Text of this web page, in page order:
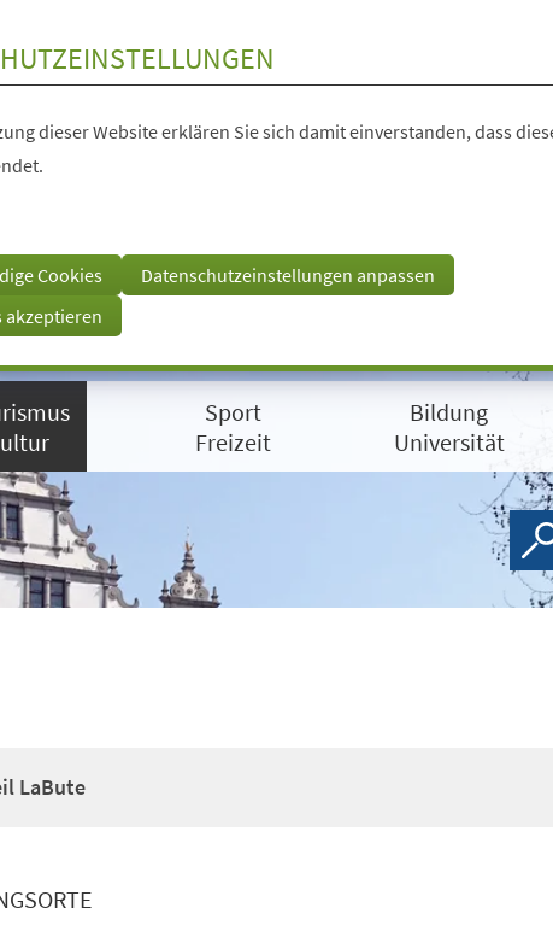
dieser Website erklären Sie sich damit einverstanden, dass
Cookies
Datenschutzeinstellungen anpassen
akzeptieren
Sport
Freizeit
Bildung
Universität
LaBute